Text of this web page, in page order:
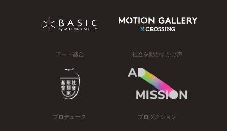
アート基金 社会を動かすかけ声
プロデュース プロダクション